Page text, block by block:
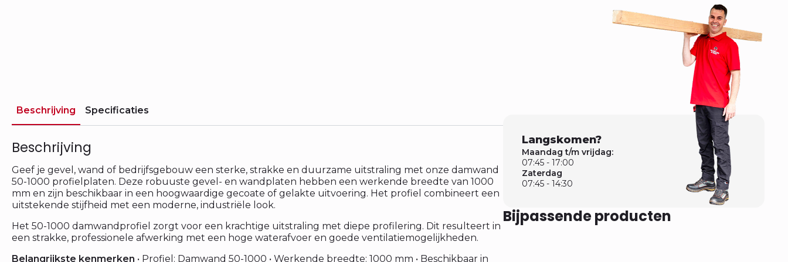
Beschrijving Specificaties
Beschrijving
Geef je gevel, wand of bedrijfsgebouw een sterke, strakke en duurzame uitstraling met onze damwand
50-1000 profielplaten. Deze robuuste gevel- en wandplaten hebben een werkende breedte van 1000
mm en zijn beschikbaar in een hoogwaardige gecoate of gelakte uitvoering. Het profiel combineert een
uitstekende stijfheid met een moderne, industriële look.
Het 50-1000 damwandprofiel zorgt voor een krachtige uitstraling met diepe profilering. Dit resulteert in
een strakke, professionele afwerking met een hoge waterafvoer en goede ventilatiemogelijkheden.
Belangrijkste kenmerken • Profiel: Damwand 50-1000 • Werkende breedte: 1000 mm • Beschikbaar in
Langskomen?
Maandag t/m vrijdag:
07:45 - 17:00
Zaterdag
07:45 - 14:30
Bijpassende producten